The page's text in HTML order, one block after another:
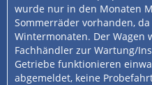
wurde nur in den Monaten
Sommerräder vorhanden,
Wintermonaten. Der Wagen
Fachhändler zur Wartung/
Getriebe funktionieren
abgemeldet, keine